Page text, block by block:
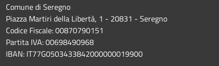
Comune di Seregno
Piazza Martiri della Libertà, 1 - 20831 - Seregno
Codice Fiscale: 00870790151
Partita IVA: 00698490968
IBAN: IT77G0503433842000000019900